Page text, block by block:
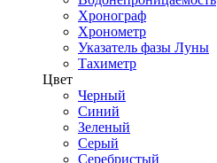
Хронограф
Хронометр
Указатель фазы Луны
Тахиметр
Цвет
Черный
Синий
Зеленый
Серый
Серебристый